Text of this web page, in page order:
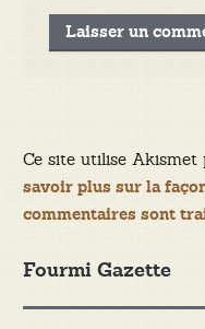
Ce site utilise Akismet
savoir plus sur la
commentaires sont
Fourmi Gazette